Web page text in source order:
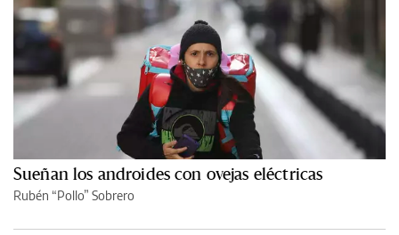
Sueñan los androides con ovejas eléctricas
Rubén “Pollo” Sobrero